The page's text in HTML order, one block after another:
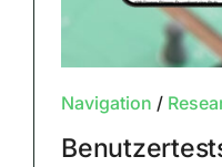
Navigation /